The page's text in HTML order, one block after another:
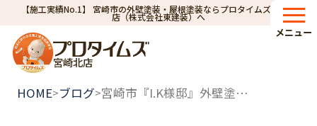
【施工実績No.1】 宮崎市の外壁塗装・屋根塗装ならプロタイムズ宮崎北
店（株式会社東建装）へ
宮崎北店
メニュー
HOME>ブログ> 宮崎市『I.K様邸』外壁塗装 ～進捗状況3～